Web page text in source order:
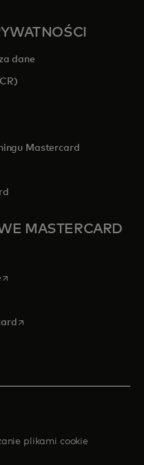
dane
tab
Mastercard
MASTERCARD
opens in a new tab
new tab
opens in a new tab
in a new tab
plikami cookie